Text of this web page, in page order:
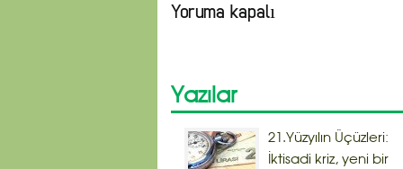
Yoruma kapalı
Yazılar
21.Yüzyılın Üçüzleri:
İktisadi kriz, yeni bir